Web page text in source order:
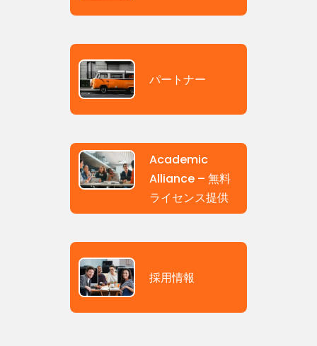
パートナー
Academic
Alliance – 無料
ライセンス提供
採用情報